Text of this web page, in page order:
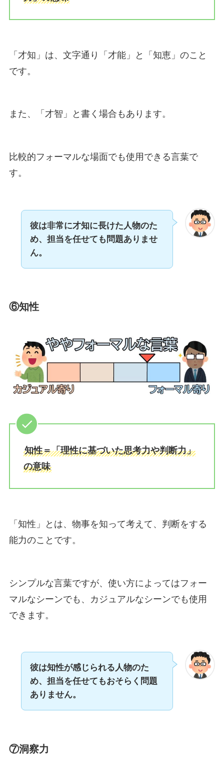
「才知」は、文字通り「才能」と「知恵」のこと
です。
また、「才智」と書く場合もあります。
比較的フォーマルな場面でも使用できる言葉で
す。
彼は非常に才知に長けた人物のた
め、担当を任せても 問題ありませ
ん。
⑥知性
知性＝「理性に基づいた思考力や判断力」
の意味
「知性」とは、物事を知って考えて、判断をする
能力のことです。
シンプルな言葉ですが、使い方によってはフォー
マルなシーンでも、カジュアルなシーンでも使用
できます。
彼は知性が感じられる人物のた
め、担当を任せてもおそらく問題
ありません。
⑦洞察力